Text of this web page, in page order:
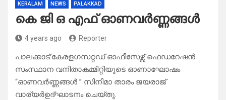
KERALAM NEWS PALAKKAD
കെ ജി ഒ എഫ് ഓണവർണ്ണങ്ങൾ
4 years ago Reporter
പാലക്കാട്:കേരളഗസറ്റഡ് ഓഫീസേഴ്സ് ഫെഡറേഷൻ
സംസ്ഥാന വനിതാകമ്മിറ്റിയുടെ ഓണാഘോഷം
“ഓണവർണ്ണങ്ങൾ ” സിനിമാ താരം ജയരാജ്
വാര്യർഉദ്ഘാടനം ചെയ്തു.